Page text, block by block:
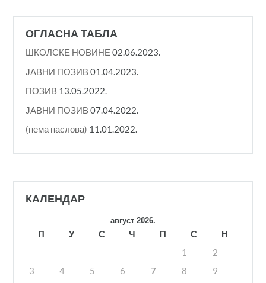
ОГЛАСНА ТАБЛА
ШКОЛСКЕ НОВИНЕ 02.06.2023.
ЈАВНИ ПОЗИВ 01.04.2023.
ПОЗИВ 13.05.2022.
ЈАВНИ ПОЗИВ 07.04.2022.
(нема наслова) 11.01.2022.
КАЛЕНДАР
август 2026.
П У С Ч П С
Н
1
2
3
4 5 6 7 8
9